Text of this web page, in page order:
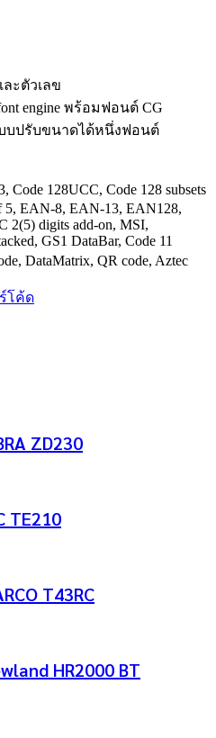
ะตัวเลข
engine พร้อมฟอนต์ CG
แบบปรับขนาดได้หนึ่งฟอนต์
128UCC, Code 128 subsets
5, EAN-8, EAN-13, EAN128,
2(5) digits add-on, MSI,
GS1 DataBar, Code 11
DataMatrix, QR code, Aztec
โค้ด
ZD230
TE210
T43RC
HR2000 BT